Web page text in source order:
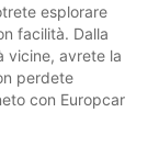
esplorare
facilità. Dalla
vicine, avrete la
perdete
con Europcar